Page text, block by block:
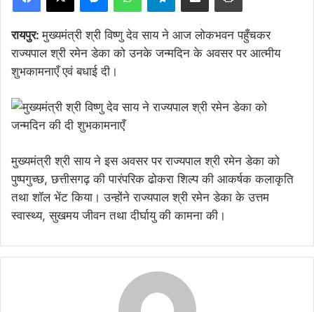
रायपुर:मुख्यमंत्री श्री विष्णु देव साय ने आज लोकभवन पहुँचकर
राज्यपाल श्री रमेन डेका को उनके जन्मदिन के अवसर पर आत्मीय
शुभकामनाएँ एवं बधाई दी।
मुख्यमंत्री श्री साय ने इस अवसर पर राज्यपाल श्री रमेन डेका को
पुष्पगुच्छ, छत्तीसगढ़ की पारंपरिक ढोकरा शिल्प की आकर्षक कलाकृति
तथा शॉल भेंट किया। उन्होंने राज्यपाल श्री रमेन डेका के उत्तम
स्वास्थ्य, सुखमय जीवन तथा दीर्घायु की कामना की।